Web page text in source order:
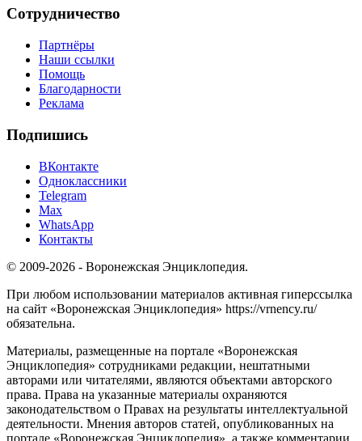
Сотрудничество
Партнёры
Наши ссылки
Помощь
Благодарности
Реклама
Подпишись
ВКонтакте
Одноклассники
Telegram
Max
WhatsApp
Контакты
© 2009-2026 - Воронежская Энциклопедия.
При любом использовании материалов активная гиперссылка
на сайт «Воронежская Энциклопедия» https://vrnency.ru/
обязательна.
Материалы, размещенные на портале «Воронежская
Энциклопедия» сотрудниками редакции, нештатными
авторами или читателями, являются объектами авторского
права. Права на указанные материалы охраняются
законодательством о Правах на результаты интеллектуальной
деятельности. Мнения авторов статей, опубликованных на
портале «Воронежская Энциклопедия», а также комментарии